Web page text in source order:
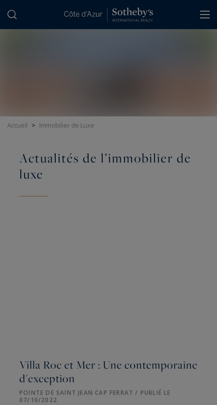
Accueil > Immobilier de Luxe
Actualités de l’immobilier de
luxe
Villa Roc et Mer : Une contemporaine
d'exception
POINTE DE SAINT JEAN CAP FERRAT / PUBLIÉ LE
07/10/2022